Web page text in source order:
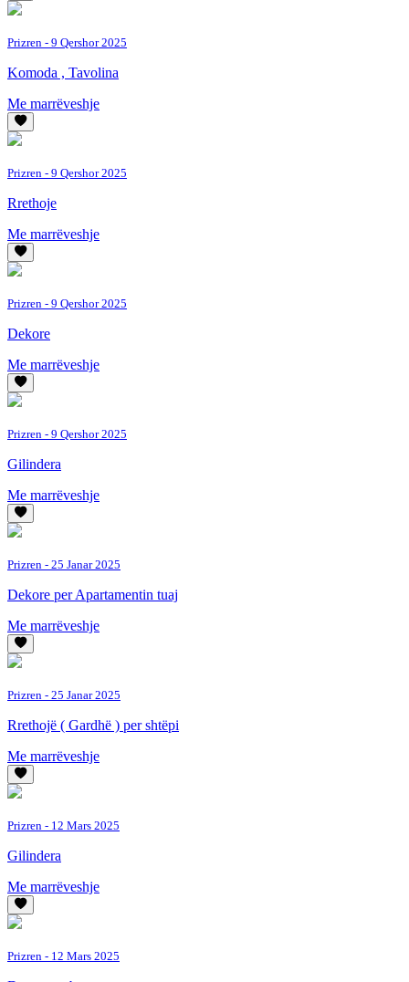
Prizren - 9 Qershor 2025
Komoda , Tavolina
Me marrëveshje
Prizren - 9 Qershor 2025
Rrethoje
Me marrëveshje
Prizren - 9 Qershor 2025
Dekore
Me marrëveshje
Prizren - 9 Qershor 2025
Gilindera
Me marrëveshje
Prizren - 25 Janar 2025
Dekore per Apartamentin tuaj
Me marrëveshje
Prizren - 25 Janar 2025
Rrethojë ( Gardhë ) per shtëpi
Me marrëveshje
Prizren - 12 Mars 2025
Gilindera
Me marrëveshje
Prizren - 12 Mars 2025